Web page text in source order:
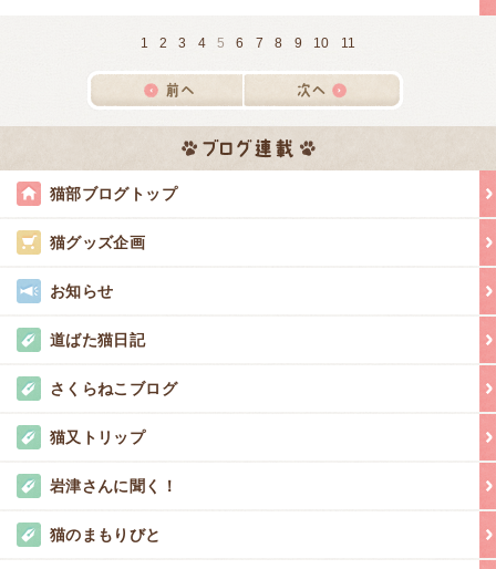
1 2 3 4 5 6 7 8 9 10 11
猫部ブログトップ
猫グッズ企画
お知らせ
道ばた猫日記
さくらねこブログ
猫又トリップ
岩津さんに聞く！
猫のまもりびと